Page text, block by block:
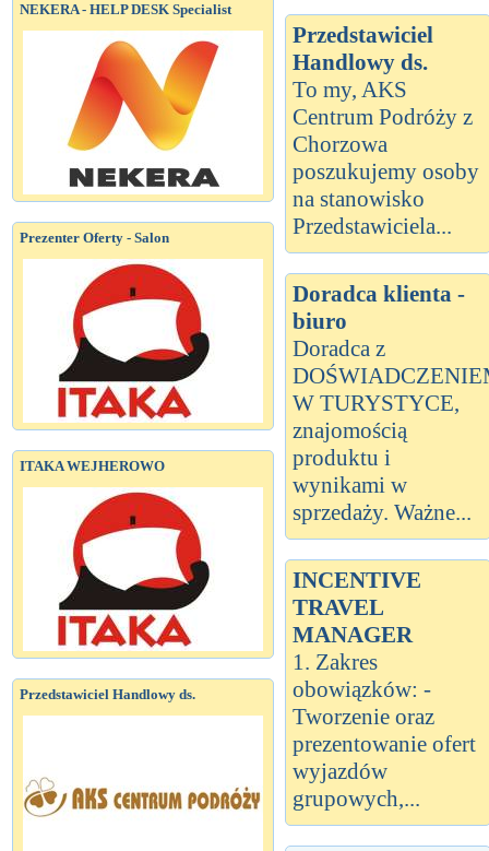
NEKERA - HELP DESK Specialist
Prezenter Oferty - Salon
ITAKA WEJHEROWO
Przedstawiciel Handlowy ds.
Przedstawiciel
Handlowy ds.
To my, AKS
Centrum Podróży z
Chorzowa
poszukujemy osoby
na stanowisko
Przedstawiciela...
Doradca klienta -
biuro
Doradca z
W TURYSTYCE,
znajomością
produktu i
wynikami w
sprzedaży. Ważne...
INCENTIVE
TRAVEL
MANAGER
1. Zakres
obowiązków: -
Tworzenie oraz
prezentowanie ofert
wyjazdów
grupowych,...